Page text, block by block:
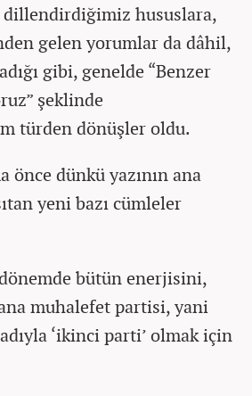
hususlara,
gelen yorumlar da dâhil,
gibi, genelde “Benzer
şeklinde
türden dönüşler oldu.
önce dünkü yazının ana
yeni bazı cümleler
bütün enerjisini,
muhalefet partisi, yani
‘ikinci parti’ olmak için